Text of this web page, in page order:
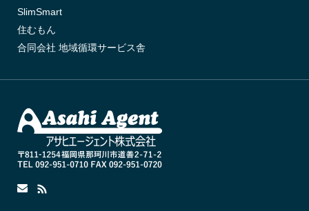
SlimSmart
住むもん
合同会社 地域循環サービス舎